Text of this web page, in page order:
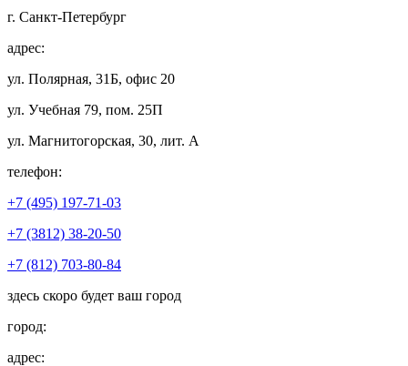
г. Санкт-Петербург
адрес:
ул. Полярная, 31Б, офис 20
ул. Учебная 79, пом. 25П
ул. Магнитогорская, 30, лит. А
телефон:
+7 (495) 197-71-03
+7 (3812) 38-20-50
+7 (812) 703-80-84
здесь скоро будет ваш город
город:
адрес: